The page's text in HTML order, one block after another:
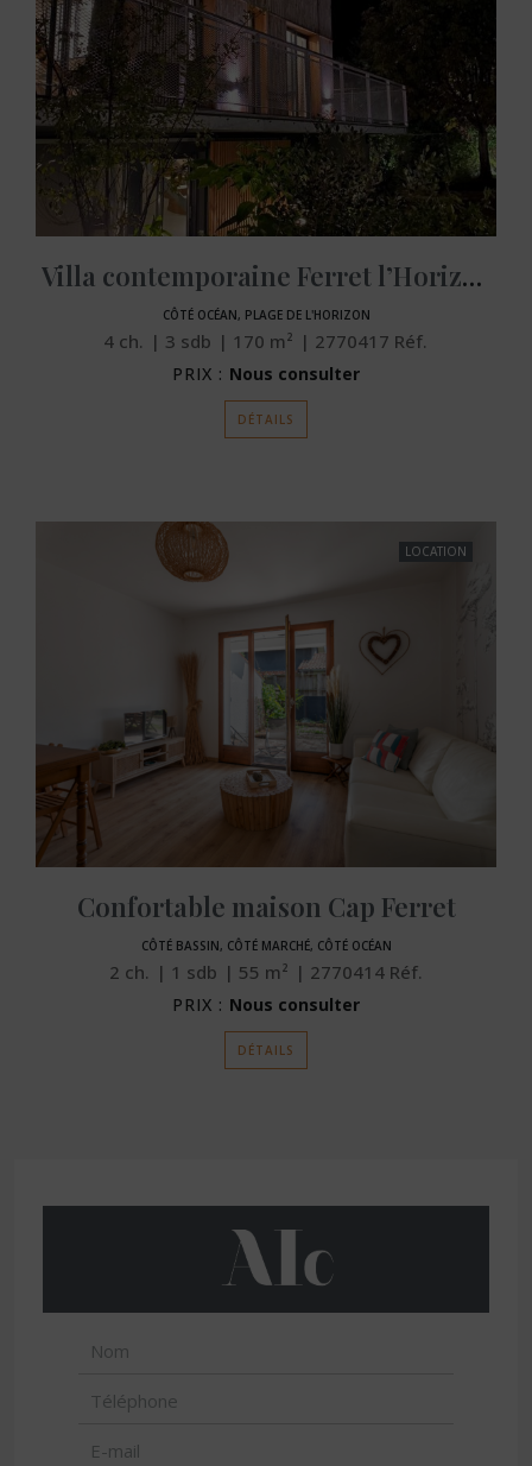
Villa contemporaine Ferret l’Horizon
CÔTÉ OCÉAN, PLAGE DE L'HORIZON
4 ch. 3 sdb 170 m² 2770417 Réf.
PRIX : Nous consulter
DÉTAILS
LOCATION
Confortable maison Cap Ferret
CÔTÉ BASSIN, CÔTÉ MARCHÉ, CÔTÉ OCÉAN
2 ch. 1 sdb 55 m² 2770414 Réf.
PRIX : Nous consulter
DÉTAILS